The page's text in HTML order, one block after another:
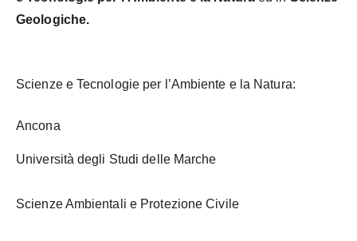
Geologiche.
Scienze e Tecnologie per l’Ambiente e la Natura:
Ancona
Università degli Studi delle Marche
Scienze Ambientali e Protezione Civile